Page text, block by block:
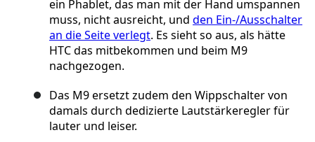
ein Phablet, das man mit der Hand umspannen
muss, nicht ausreicht, und den Ein-/Ausschalter
an die Seite verlegt. Es sieht so aus, als hätte
HTC das mitbekommen und beim M9
nachgezogen.
Das M9 ersetzt zudem den Wippschalter von
damals durch dedizierte Lautstärkeregler für
lauter und leiser.